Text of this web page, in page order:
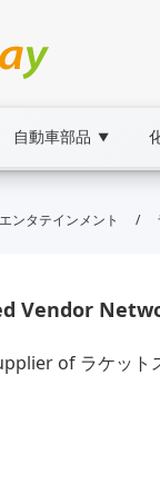
自動車部品 ▼
ツ |
ンタテインメント /
Vendor
of ラケッ